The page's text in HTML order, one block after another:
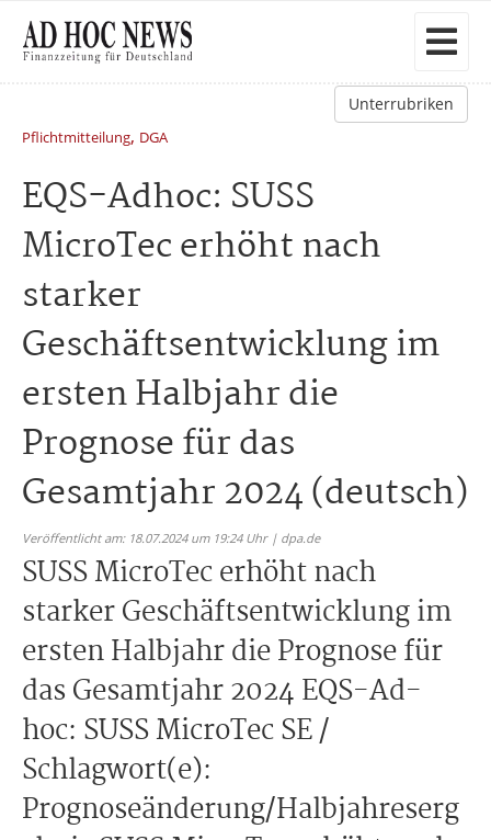
Unterrubriken
Pflichtmitteilung, DGA
EQS-Adhoc: SUSS
MicroTec erhöht nach
starker
Geschäftsentwicklung im
ersten Halbjahr die
Prognose für das
Gesamtjahr 2024 (deutsch)
Veröffentlicht am: 18.07.2024 um 19:24 Uhr | dpa.de
SUSS MicroTec erhöht nach
starker Geschäftsentwicklung im
ersten Halbjahr die Prognose für
das Gesamtjahr 2024 EQS-Ad-
hoc: SUSS MicroTec SE /
Schlagwort(e):
Prognoseänderung/Halbjahreserg